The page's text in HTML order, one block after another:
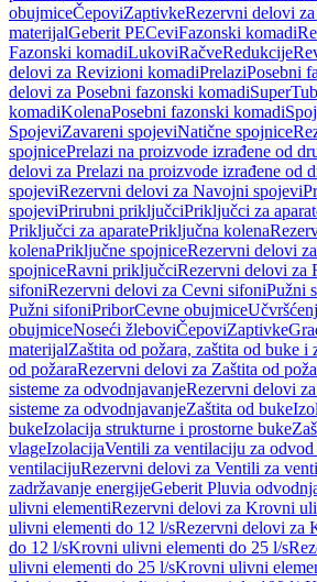
obujmiceČepoviZaptivkeRezervni delovi
materijalGeberit PECeviFazonski komadi
Fazonski komadiLukoviRačveRedukcije
delovi za Revizioni komadiPrelaziPosebni
delovi za Posebni fazonski komadi
komadiKolenaPosebni fazonski komadi
SpojeviZavareni spojeviNatične spojnice
spojnicePrelazi na proizvode izrađene od
delovi za Prelazi na proizvode izrađene od
spojeviRezervni delovi za Navojni spojevi
spojeviPrirubni priključciPriključci za
Priključci za aparatePriključna kolena
kolenaPriključne spojniceRezervni delovi
spojniceRavni priključciRezervni delovi za
sifoniRezervni delovi za Cevni sifoniPužni
Pužni sifoniPriborCevne obujmice
obujmiceNoseći žleboviČepoviZaptivke
materijalZaštita od požara, zaštita od buke i
od požaraRezervni delovi za Zaštita od
sisteme za odvodnjavanjeRezervni delovi
sisteme za odvodnjavanjeZaštita od buke
bukeIzolacija strukturne i prostorne buke
vlageIzolacijaVentili za ventilaciju za odvod
ventilacijuRezervni delovi za Ventili za
zadržavanje energijeGeberit Pluvia
ulivni elementiRezervni delovi za Krovni
ulivni elementi do 12 l/sRezervni delovi za
do 12 l/sKrovni ulivni elementi do 25 l/s
ulivni elementi do 25 l/sKrovni ulivni